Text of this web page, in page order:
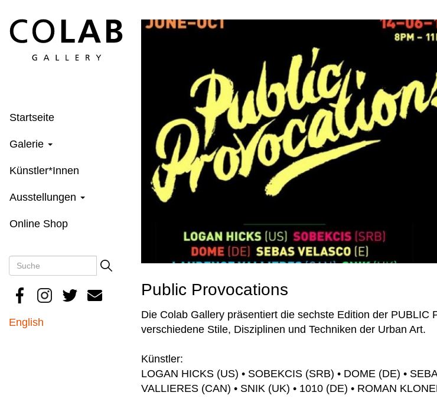
zum
Inhalt
Startseite
Galerie
Künstler*Innen
Ausstellungen
Online Shop
Search
Suche
English
Public Provocations
Die Colab Gallery präsentiert die sechste Edition der PUBLIC
verschiedene Stile, Disziplinen und Techniken der Urban Art.
Künstler:
LOGAN HICKS (US) • SOBEKCIS (SRB) • DOME (DE) •
VALLIERES (CAN) • SNIK (UK) • 1010 (DE) • ROMAN